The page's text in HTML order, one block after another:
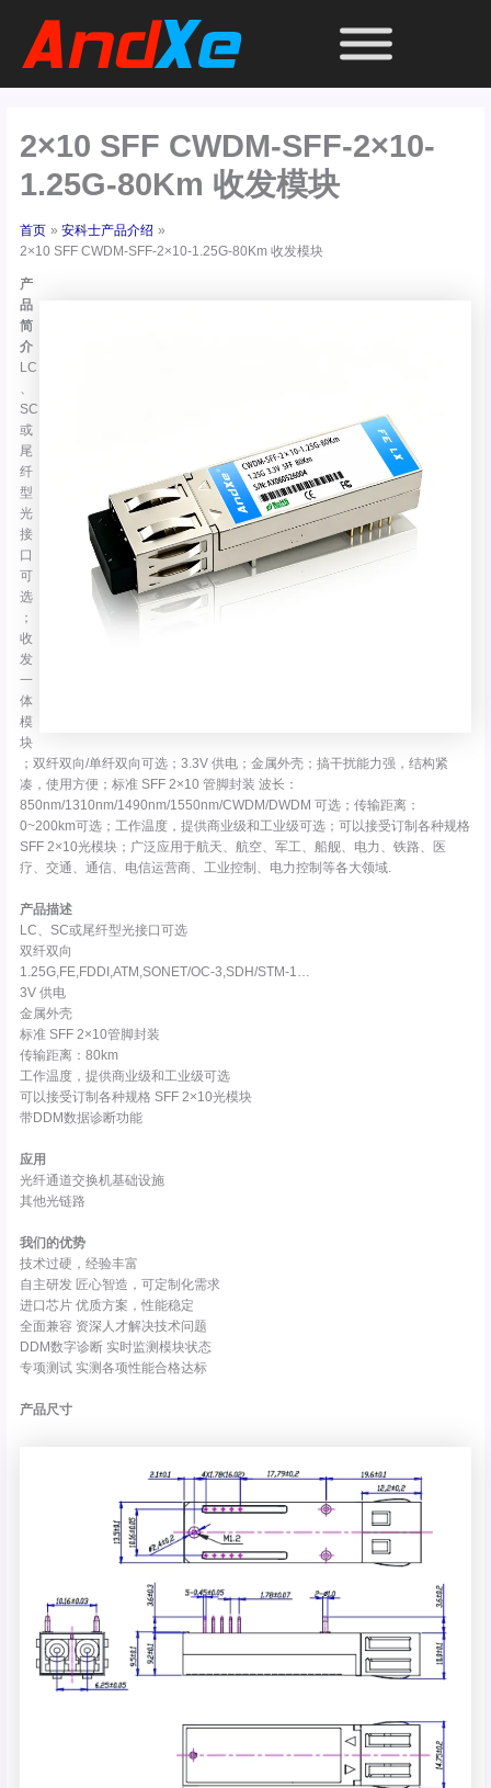
2×10 SFF CWDM-SFF-2×10-
1.25G-80Km 收发模块
首页
安科士产品介绍
2×10 SFF CWDM-SFF-2×10-1.25G-80Km 收发模块
产
品
简
介
LC
、
SC
或
尾
纤
型
光
接
口
可
选
；
收
发
一
体
模
块
；双纤双向/单纤双向可选；3.3V 供电；金属外壳；搞干扰能力强，结构紧
凑，使用方便；标准 SFF 2×10 管脚封装 波长：
850nm/1310nm/1490nm/1550nm/CWDM/DWDM 可选；传输距离：
0~200km可选；工作温度，提供商业级和工业级可选；可以接受订制各种规格
SFF 2×10光模块；广泛应用于航天、航空、军工、船舰、电力、铁路、医
疗、交通、通信、电信运营商、工业控制、电力控制等各大领域.
产品描述
LC、SC或尾纤型光接口可选
双纤双向
1.25G,FE,FDDI,ATM,SONET/OC-3,SDH/STM-1…
3V 供电
金属外壳
标准 SFF 2×10管脚封装
传输距离：80km
工作温度，提供商业级和工业级可选
可以接受订制各种规格 SFF 2×10光模块
带DDM数据诊断功能
应用
光纤通道交换机基础设施
其他光链路
我们的优势
技术过硬，经验丰富
自主研发 匠心智造，可定制化需求
进口芯片 优质方案，性能稳定
全面兼容 资深人才解决技术问题
DDM数字诊断 实时监测模块状态
专项测试 实测各项性能合格达标
产品尺寸